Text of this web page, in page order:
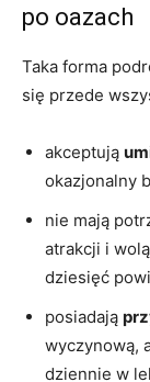
po oazach
Taka forma
się przede
akceptują
okazjonalny
nie mają
atrakcji i
dziesięć
posiadają
wyczynową,
dziennie w